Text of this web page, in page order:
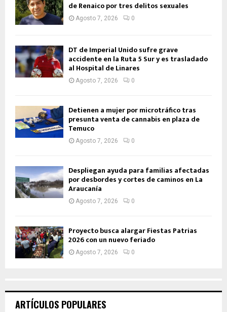
de Renaico por tres delitos sexuales
Agosto 7, 2026 0
DT de Imperial Unido sufre grave
accidente en la Ruta 5 Sur y es trasladado
al Hospital de Linares
Agosto 7, 2026 0
Detienen a mujer por microtráfico tras
presunta venta de cannabis en plaza de
Temuco
Agosto 7, 2026 0
Despliegan ayuda para familias afectadas
por desbordes y cortes de caminos en La
Araucanía
Agosto 7, 2026 0
Proyecto busca alargar Fiestas Patrias
2026 con un nuevo feriado
Agosto 7, 2026 0
ARTÍCULOS POPULARES